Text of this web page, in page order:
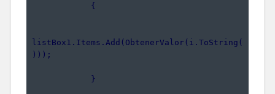
            {
listBox1.Items.Add(ObtenerValor(i.ToString(
)));
            }